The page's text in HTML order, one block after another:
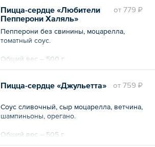
oт 779 ₽
Пицца-сердце «Любители
Пепперони Халяль»
Пепперони без свинины, моцарелла,
томатный соус.
Общий вес – 500 г
oт 759 ₽
Пицца-сердце «Джульетта»
Соус сливочный, сыр моцарелла, ветчина,
шампиньоны, орегано.
Общий вес – 505 г